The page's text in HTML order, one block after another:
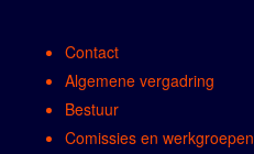
Contact
Algemene vergadring
Bestuur
Comissies en werkgroepen